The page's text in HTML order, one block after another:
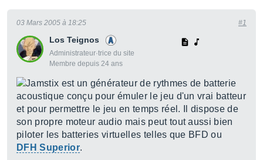
Los Teignos
Administrateur·trice du site
Membre depuis 24 ans
03 Mars 2005 à 18:25 #1
Jamstix est un générateur de rythmes de batterie
acoustique conçu pour émuler le jeu d'un vrai batteur
et pour permettre le jeu en temps réel. Il dispose de
son propre moteur audio mais peut tout aussi bien
piloter les batteries virtuelles telles que BFD ou
DFH Superior.